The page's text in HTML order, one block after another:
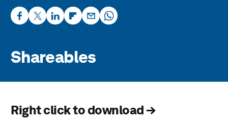
Shareables
Right click to download →